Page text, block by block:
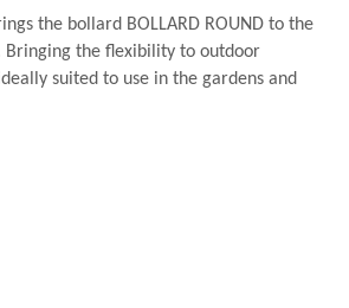
the bollard BOLLARD ROUND to the
the flexibility to outdoor
suited to use in the gardens and